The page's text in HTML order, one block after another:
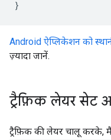
Android ऐप्लिकेशन को
ज़्यादा जानें.
ट्रैफ़िक लेयर सेट
ट्रैफ़िक की लेयर चालू करके,